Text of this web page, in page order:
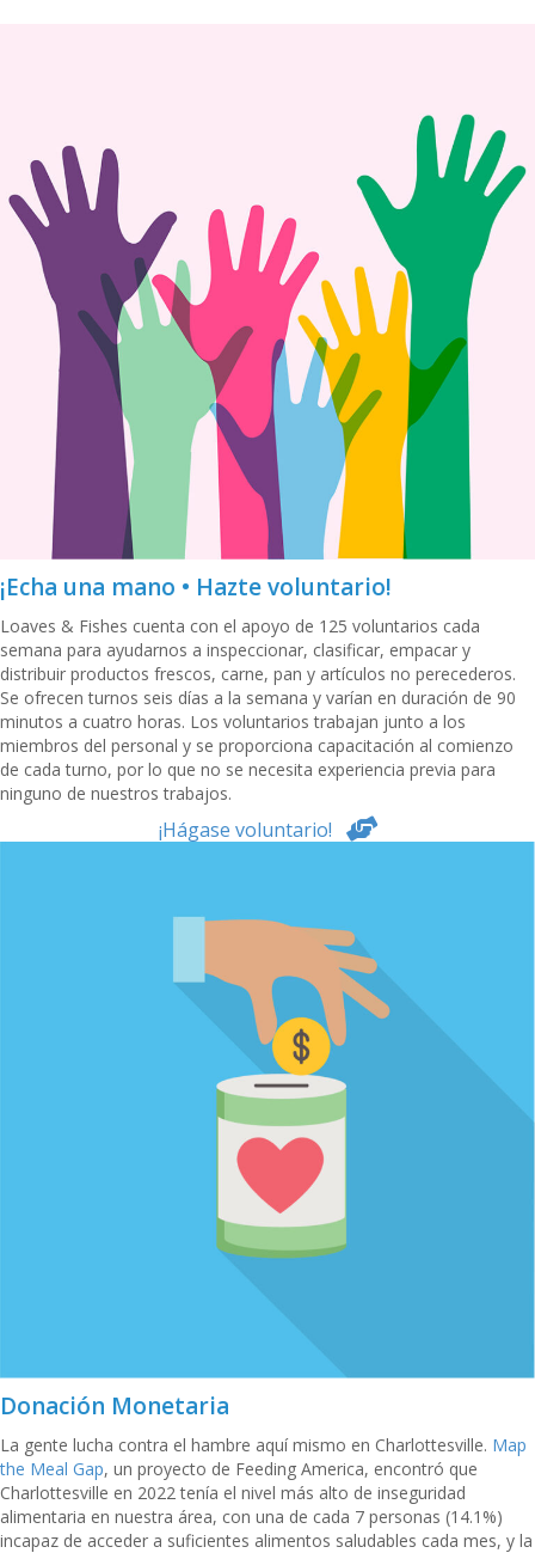
¡Echa una mano • Hazte voluntario!
Loaves & Fishes cuenta con el apoyo de 125 voluntarios cada
semana para ayudarnos a inspeccionar, clasificar, empacar y
distribuir productos frescos, carne, pan y artículos no perecederos.
Se ofrecen turnos seis días a la semana y varían en duración de 90
minutos a cuatro horas. Los voluntarios trabajan junto a los
miembros del personal y se proporciona capacitación al comienzo
de cada turno, por lo que no se necesita experiencia previa para
ninguno de nuestros trabajos.
¡Hágase voluntario!
Donación Monetaria
La gente lucha contra el hambre aquí mismo en Charlottesville. Map
the Meal Gap, un proyecto de Feeding America, encontró que
Charlottesville en 2022 tenía el nivel más alto de inseguridad
alimentaria en nuestra área, con una de cada 7 personas (14.1%)
incapaz de acceder a suficientes alimentos saludables cada mes, y la